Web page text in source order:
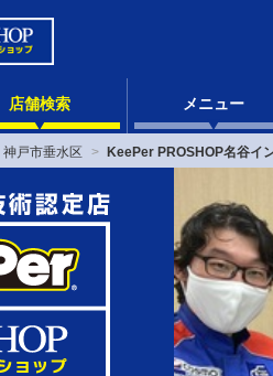
店舗検索 メニュー
神戸市垂水区 KeePer PROSHOP名谷イ